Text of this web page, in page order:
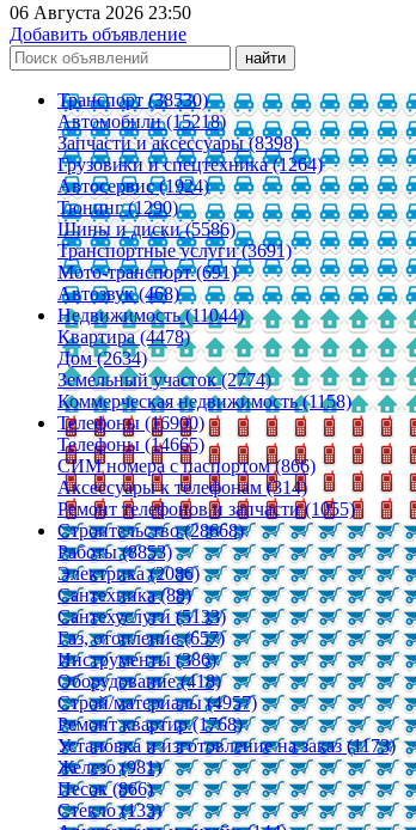
06 Августа 2026 23:50
Добавить объявление
Транспорт (38530)
Автомобили (15218)
Запчасти и аксессуары (8398)
Грузовики и спецтехника (1264)
Автосервис (1924)
Тюнинг (1290)
Шины и диски (5586)
Транспортные услуги (3691)
Мото-транспорт (691)
Автозвук (468)
Недвижимость (11044)
Квартира (4478)
Дом (2634)
Земельный участок (2774)
Коммерческая недвижимость (1158)
Телефоны (16900)
Телефоны (14665)
СИМ номера с паспортом (866)
Аксессуары к телефонам (314)
Ремонт телефонов и запчасти (1055)
Строительство (28668)
Работы (8853)
Электрика (2086)
Сантехника (88)
Сантехуслуги (5133)
Газ, отопление (657)
Инструменты (386)
Оборудование (418)
Строй/материалы (4957)
Ремонт квартир (1768)
Установка и изготовление на заказ (1173)
Железо (981)
Песок (866)
Стекло (133)